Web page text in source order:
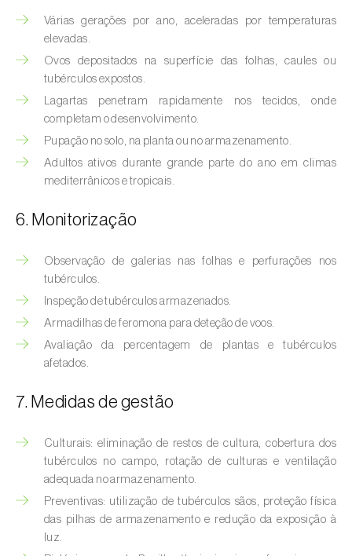
Bichado-da-ameixeira ( Grapholita (=Cydia)
funebrana
Bichado-da-castanha-do-cedo (
fasciana)
Bichado-da-castanha-do-tarde (
Cydia
splendana
Bichado-da-castanha-intermédio (
Borboleta-branca-grande-da-couve (
brassicae
)
Borboleta-branca-pequena-da-couve
(
Pieris rapae)
(Busseola fusca)
fornicatior, E. perbrevis e E. kuroshio )
Broca-do-colmo-da-cana-de-açúcar
(
Diatraea saccharalis)
Broca-do-milho (
Várias gerações por ano, aceleradas por temperaturas
elevadas.
Ovos depositados na superfície das folhas, caules ou
tubérculos expostos.
Lagartas penetram rapidamente nos tecidos, onde
completam o desenvolvimento.
Pupação no solo, na planta ou no armazenamento.
Adultos ativos durante grande parte do ano em climas
mediterrânicos e tropicais.
6. Monitorização
Observação de galerias nas folhas e perfurações nos
tubérculos.
Inspeção de tubérculos armazenados.
Armadilhas de feromona para deteção de voos.
Avaliação da percentagem de plantas e tubérculos
afetados.
7. Medidas de gestão
Culturais: eliminação de restos de cultura, cobertura dos
tubérculos no campo, rotação de culturas e ventilação
adequada no armazenamento.
Preventivas: utilização de tubérculos sãos, proteção física
das pilhas de armazenamento e redução da exposição à
luz.